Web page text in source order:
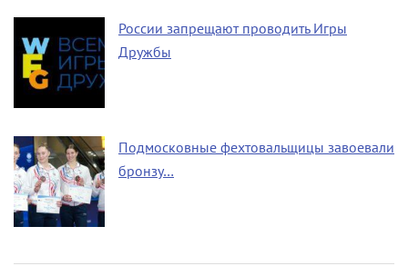
России запрещают проводить Игры
Дружбы
Подмосковные фехтовальщицы завоевали
бронзу…